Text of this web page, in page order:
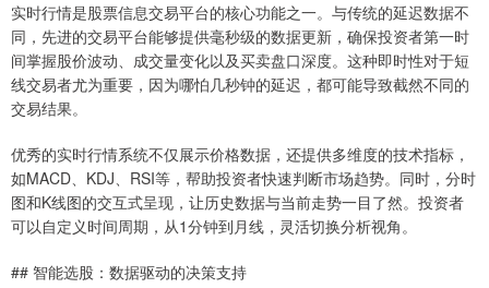
实时行情是股票信息交易平台的核心功能之一。与传统的延迟数据不
同，先进的交易平台能够提供毫秒级的数据更新，确保投资者第一时
间掌握股价波动、成交量变化以及买卖盘口深度。这种即时性对于短
线交易者尤为重要，因为哪怕几秒钟的延迟，都可能导致截然不同的
交易结果。
优秀的实时行情系统不仅展示价格数据，还提供多维度的技术指标，
如MACD、KDJ、RSI等，帮助投资者快速判断市场趋势。同时，分时
图和K线图的交互式呈现，让历史数据与当前走势一目了然。投资者
可以自定义时间周期，从1分钟到月线，灵活切换分析视角。
## 智能选股：数据驱动的决策支持